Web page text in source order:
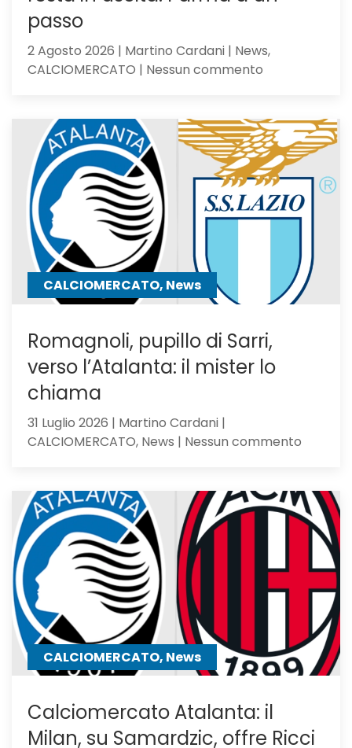
passo
2 Agosto 2026 | Martino Cardani | News,
CALCIOMERCATO | Nessun commento
El
Bilal
resta
in
uscita:
Parma
passo
CALCIOMERCATO, News
Romagnoli, pupillo di Sarri,
verso l’Atalanta: il mister lo
chiama
31 Luglio 2026 | Martino Cardani |
CALCIOMERCATO, News | Nessun commento
di
Sarri,
verso
mister
chiama
CALCIOMERCATO, News
Calciomercato Atalanta: il
Milan, su Samardzic, offre Ricci